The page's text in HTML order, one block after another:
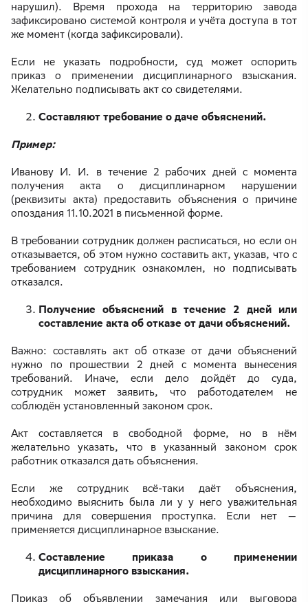
нарушил). Время прохода на территорию завода
зафиксировано системой контроля и учёта доступа в тот
же момент (когда зафиксировали).
Если не указать подробности, суд может оспорить
приказ о применении дисциплинарного взыскания.
Желательно подписывать акт со свидетелями.
Составляют требование о даче объяснений.
Пример:
Иванову И. И. в течение 2 рабочих дней с момента
получения акта о дисциплинарном нарушении
(реквизиты акта) предоставить объяснения о причине
опоздания 11.10.2021 в письменной форме.
В требовании сотрудник должен расписаться, но если он
отказывается, об этом нужно составить акт, указав, что с
требованием сотрудник ознакомлен, но подписывать
отказался.
Получение объяснений в течение 2 дней или
составление акта об отказе от дачи объяснений.
Важно: составлять акт об отказе от дачи объяснений
нужно по прошествии 2 дней с момента вынесения
требований. Иначе, если дело дойдёт до суда,
сотрудник может заявить, что работодателем не
соблюдён установленный законом срок.
Акт составляется в свободной форме, но в нём
желательно указать, что в указанный законом срок
работник отказался дать объяснения.
Если же сотрудник всё-таки даёт объяснения,
необходимо выяснить была ли у у него уважительная
причина для совершения проступка. Если нет —
применяется дисциплинарное взыскание.
Составление приказа о применении
дисциплинарного взыскания.
Приказ об объявлении замечания или выговора